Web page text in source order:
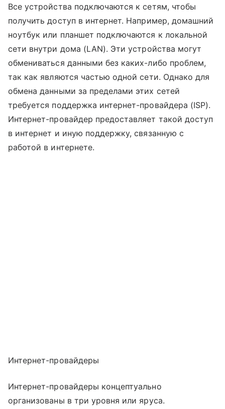
Все устройства подключаются к сетям, чтобы
получить доступ в интернет. Например, домашний
ноутбук или планшет подключаются к локальной
сети внутри дома (LAN). Эти устройства могут
обмениваться данными без каких-либо проблем,
так как являются частью одной сети. Однако для
обмена данными за пределами этих сетей
требуется поддержка интернет-провайдера (ISP).
Интернет-провайдер предоставляет такой доступ
в интернет и иную поддержку, связанную с
работой в интернете.
Интернет-провайдеры
Интернет-провайдеры концептуально
организованы в три уровня или яруса.